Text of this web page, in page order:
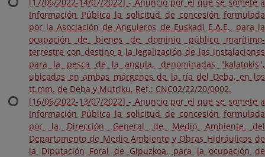
Información Pública la solicitud de concesión formulada
por la Asociación de Anguleros de Euskadi E.A.E., para la
ocupación de bienes de dominio público marítimo-
terrestre con destino a la legalización de las instalaciones
para la pesca de la angula, denominadas "kalatokis",
ubicadas en ambas márgenes de la ría del Deba, en los
tt.mm. de Deba y Mutriku. Ref.: CNC02/22/20/0002.
[16/06/2022-13/07/2022] - Anuncio por el que se somete a
Información Pública la solicitud de concesión formulada
por la Dirección General de Medio Ambiente del
Departamento de Medio Ambiente y Obras Hidráulicas de
la Diputación Foral de Gipuzkoa, para la ocupación de